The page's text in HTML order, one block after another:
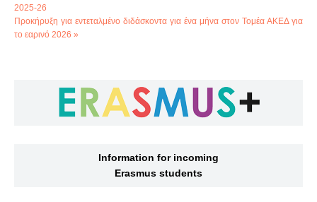
2025-26
Προκήρυξη για εντεταλμένο διδάσκοντα για ένα μήνα στον Τομέα ΑΚΕΔ για
το εαρινό 2026 »
Information for incoming
Erasmus students